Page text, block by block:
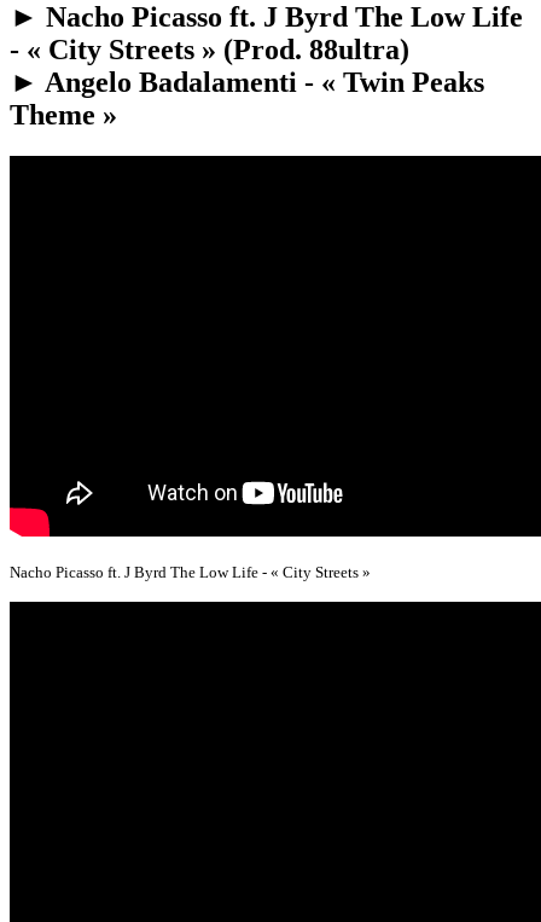
► Nacho Picasso ft. J Byrd The Low Life
- « City Streets » (Prod. 88ultra)
► Angelo Badalamenti - « Twin Peaks
Theme »
Nacho Picasso ft. J Byrd The Low Life - « City Streets »